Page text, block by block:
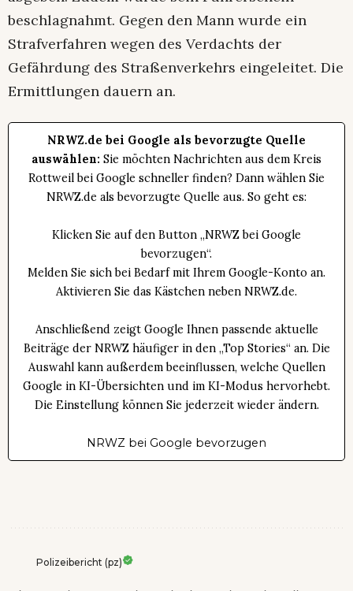
beschlagnahmt. Gegen den Mann wurde ein
Strafverfahren wegen des Verdachts der
Gefährdung des Straßenverkehrs eingeleitet. Die
Ermittlungen dauern an.
NRWZ.de bei Google als bevorzugte Quelle
auswählen: Sie möchten Nachrichten aus dem Kreis
Rottweil bei Google schneller finden? Dann wählen Sie
NRWZ.de als bevorzugte Quelle aus. So geht es:
Klicken Sie auf den Button „NRWZ bei Google
bevorzugen“.
Melden Sie sich bei Bedarf mit Ihrem Google-Konto an.
Aktivieren Sie das Kästchen neben NRWZ.de.
Anschließend zeigt Google Ihnen passende aktuelle
Beiträge der NRWZ häufiger in den „Top Stories“ an. Die
Auswahl kann außerdem beeinflussen, welche Quellen
Google in KI-Übersichten und im KI-Modus hervorhebt.
Die Einstellung können Sie jederzeit wieder ändern.
NRWZ bei Google bevorzugen
Polizeibericht (pz)